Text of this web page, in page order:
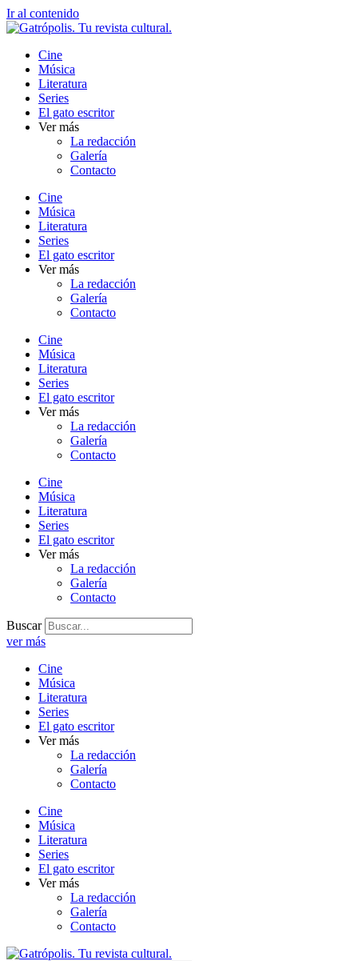
Ir al contenido
Cine
Música
Literatura
Series
El gato escritor
Ver más
La redacción
Galería
Contacto
Cine
Música
Literatura
Series
El gato escritor
Ver más
La redacción
Galería
Contacto
Cine
Música
Literatura
Series
El gato escritor
Ver más
La redacción
Galería
Contacto
Cine
Música
Literatura
Series
El gato escritor
Ver más
La redacción
Galería
Contacto
Buscar
ver más
Cine
Música
Literatura
Series
El gato escritor
Ver más
La redacción
Galería
Contacto
Cine
Música
Literatura
Series
El gato escritor
Ver más
La redacción
Galería
Contacto